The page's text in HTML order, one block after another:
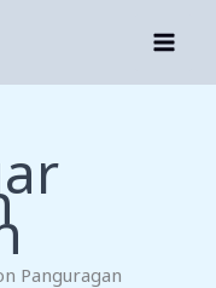
Panguragan